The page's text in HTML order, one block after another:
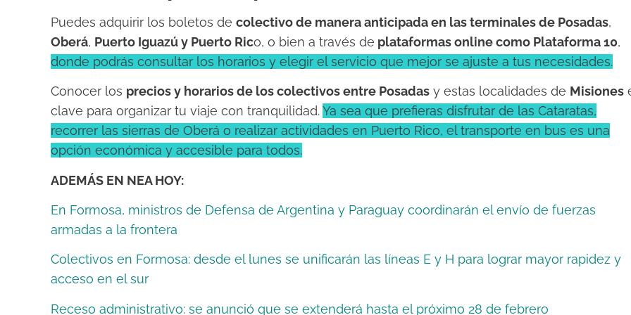
Puedes adquirir los boletos de colectivo de manera anticipada en las terminales de Posadas,
Oberá, Puerto Iguazú y Puerto Rico, o bien a través de plataformas online como Plataforma 10,
donde podrás consultar los horarios y elegir el servicio que mejor se ajuste a tus necesidades.
Conocer los precios y horarios de los colectivos entre Posadas y estas localidades de Misiones
clave para organizar tu viaje con tranquilidad.Ya sea que prefieras disfrutar de las Cataratas,
recorrer las sierras de Oberá o realizar actividades en Puerto Rico, el transporte en bus es una
opción económica y accesible para todos.
ADEMÁS EN NEA HOY:
En Formosa, ministros de Defensa de Argentina y Paraguay coordinarán el envío de fuerzas
armadas a la frontera
Colectivos en Formosa: desde el lunes se unificarán las líneas E y H para lograr mayor rapidez y
acceso en el sur
Receso administrativo: se anunció que se extenderá hasta el próximo 28 de febrero